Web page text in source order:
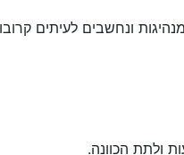
ונחשבים לעיתים
ולתת הכוונה.